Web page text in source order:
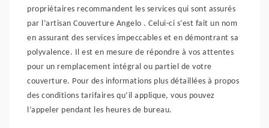
propriétaires recommandent les services qui sont assurés
par l’artisan Couverture Angelo . Celui-ci s’est fait un nom
en assurant des services impeccables et en démontrant sa
polyvalence. Il est en mesure de répondre à vos attentes
pour un remplacement intégral ou partiel de votre
couverture. Pour des informations plus détaillées à propos
des conditions tarifaires qu’il applique, vous pouvez
l’appeler pendant les heures de bureau.